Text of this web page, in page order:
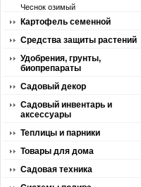
Чеснок озимый
Картофель семенной
Средства защиты растений
Удобрения, грунты,
биопрепараты
Садовый декор
Садовый инвентарь и
аксессуары
Теплицы и парники
Товары для дома
Садовая техника